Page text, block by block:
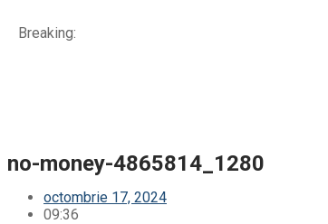
Breaking:
no-money-4865814_1280
octombrie 17, 2024
09:36